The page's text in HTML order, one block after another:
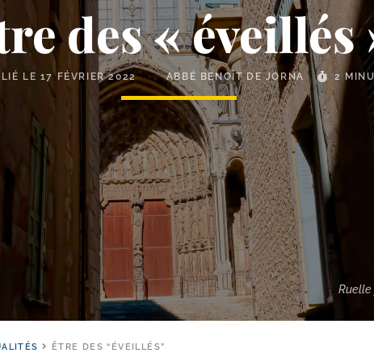
des « éveillés
LE 17 FÉVRIER 2022 ABBÉ BENOÎT DE JORNA 2
ÊTRE DES “ÉVEILLÉS”